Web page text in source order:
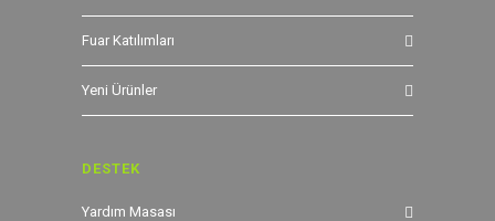
Fuar Katılımları
Yeni Ürünler
DESTEK
Yardım Masası